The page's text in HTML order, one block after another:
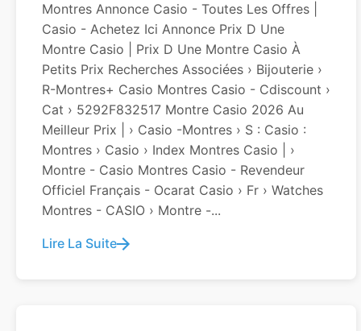
Montres Annonce Casio - Toutes Les Offres |
Casio - Achetez Ici Annonce Prix D Une
Montre Casio | Prix D Une Montre Casio À
Petits Prix Recherches Associées › Bijouterie ›
R-Montres+ Casio Montres Casio - Cdiscount ›
Cat › 5292F832517 Montre Casio 2026 Au
Meilleur Prix | › Casio -Montres › S : Casio :
Montres › Casio › Index Montres Casio | ›
Montre - Casio Montres Casio - Revendeur
Officiel Français - Ocarat Casio › Fr › Watches
Montres - CASIO › Montre -...
Lire La Suite